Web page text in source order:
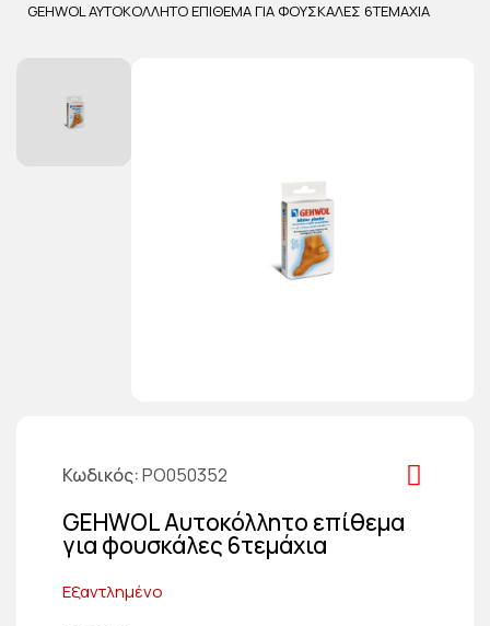
GEHWOL ΑΥΤΟΚΌΛΛΗΤΟ ΕΠΊΘΕΜΑ ΓΙΑ ΦΟΥΣΚΆΛΕΣ 6ΤΕΜΆΧΙΑ
Κωδικός PO050352
GEHWOL Αυτοκόλλητο επίθεμα
για φουσκάλες 6τεμάχια
Εξαντλημένο